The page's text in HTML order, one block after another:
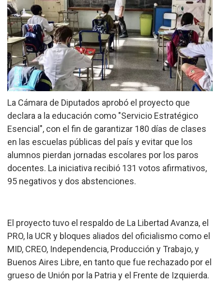
»
Economía
»
Espectáculos
»
Internacionales
»
Judiciales
»
Política
La Cámara de Diputados aprobó el proyecto que
declara a la educación como "Servicio Estratégico
Esencial", con el fin de garantizar 180 días de clases
en las escuelas públicas del país y evitar que los
alumnos pierdan jornadas escolares por los paros
docentes. La iniciativa recibió 131 votos afirmativos,
95 negativos y dos abstenciones.
El proyecto tuvo el respaldo de La Libertad Avanza, el
PRO, la UCR y bloques aliados del oficialismo como el
MID, CREO, Independencia, Producción y Trabajo, y
Buenos Aires Libre, en tanto que fue rechazado por el
grueso de Unión por la Patria y el Frente de Izquierda.